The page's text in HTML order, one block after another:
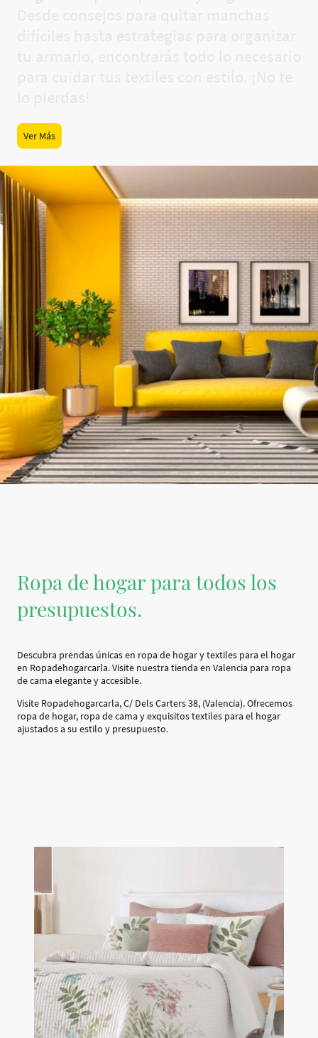
Ver Más
Ropa de hogar para todos los
presupuestos.
Descubra prendas únicas en ropa de hogar y textiles para el hogar
en Ropadehogarcarla. Visite nuestra tienda en Valencia para ropa
de cama elegante y accesible.
Visite Ropadehogarcarla, C/ Dels Carters 38, (Valencia). Ofrecemos
ropa de hogar, ropa de cama y exquisitos textiles para el hogar
ajustados a su estilo y presupuesto.